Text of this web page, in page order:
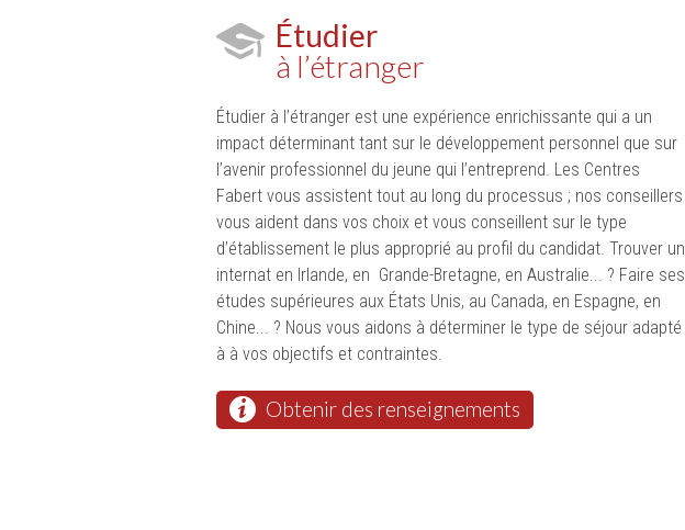
Étudier
à l’étranger
Étudier à l’étranger est une expérience enrichissante qui a un
impact déterminant tant sur le développement personnel que sur
l’avenir professionnel du jeune qui l’entreprend. Les Centres
Fabert vous assistent tout au long du processus ; nos conseillers
vous aident dans vos choix et vous conseillent sur le type
d’établissement le plus approprié au profil du candidat. Trouver un
internat en Irlande, en Grande-Bretagne, en Australie... ? Faire ses
études supérieures aux États Unis, au Canada, en Espagne, en
Chine... ? Nous vous aidons à déterminer le type de séjour adapté
à à vos objectifs et contraintes.
Obtenir des renseignements